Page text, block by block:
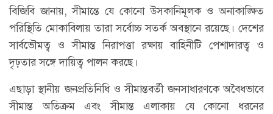
বিজিবি জানায়, সীমান্তে যে কোনো উসকানিমূলক ও অনাকাঙ্ক্ষিত
পরিস্থিতি মোকাবিলায় তারা সর্বোচ্চ সতর্ক অবস্থানে রয়েছে। দেশের
সার্বভৌমত্ব ও সীমান্ত নিরাপত্তা রক্ষায় বাহিনীটি পেশাদারত্ব ও
দৃঢ়তার সঙ্গে দায়িত্ব পালন করছে।
এছাড়া স্থানীয় জনপ্রতিনিধি ও সীমান্তবর্তী জনসাধারণকে অবৈধভাবে
সীমান্ত অতিক্রম এবং সীমান্ত এলাকায় যে কোনো ধরনের